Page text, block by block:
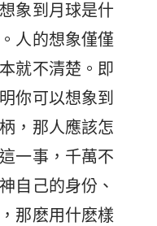
象到月球是什
人的想象僅僅
就不清楚。即
你可以想象到
，那人應該怎
一事，千萬不
自己的身份、
那麽用什麽樣